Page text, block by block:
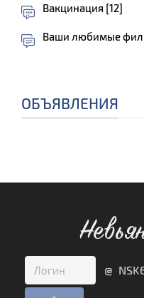
Вакцинация [12]
Ваши любимые
ОБЪЯВЛЕНИЯ
@